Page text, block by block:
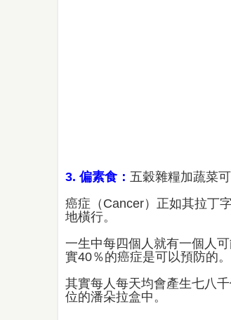
3. 偏素食： 五穀雜糧加蔬菜
癌症（Cancer）正如其拉丁
地橫行。
一生中每四個人就有一個人
實40％的癌症是可以預防的。
其實每人每天均會產生七八
位的潘朵拉盒中。